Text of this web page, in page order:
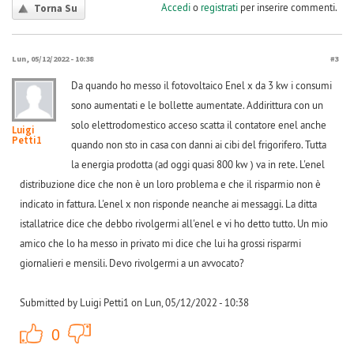
Torna Su Accedio registratiper inserire commenti.
Lun, 05/12/2022 - 10:38 #3
Luigi
Petti1
Da quando ho messo il fotovoltaico Enel x da 3 kw i consumi
sono aumentati e le bollette aumentate. Addirittura con un
solo elettrodomestico acceso scatta il contatore enel anche
quando non sto in casa con danni ai cibi del frigorifero. Tutta
la energia prodotta (ad oggi quasi 800 kw ) va in rete. L'enel
distribuzione dice che non è un loro problema e che il risparmio non è
indicato in fattura. L'enel x non risponde neanche ai messaggi. La ditta
istallatrice dice che debbo rivolgermi all'enel e vi ho detto tutto. Un mio
amico che lo ha messo in privato mi dice che lui ha grossi risparmi
giornalieri e mensili. Devo rivolgermi a un avvocato?
Submitted by Luigi Petti1 on Lun, 05/12/2022 - 10:38
0